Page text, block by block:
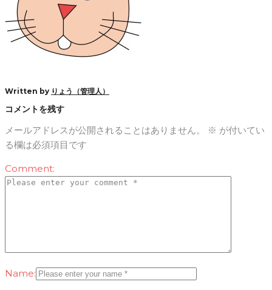
Written by りょう（管理人）
コメントを残す
メールアドレスが公開されることはありません。 ※ が付いてい
る欄は必須項目です
Comment:
Name: